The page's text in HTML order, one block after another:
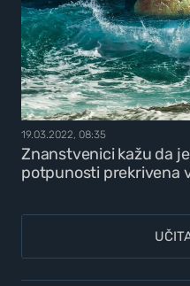
19.03.2022, 08:35
Znanstvenici kažu da
potpunosti prekrivena